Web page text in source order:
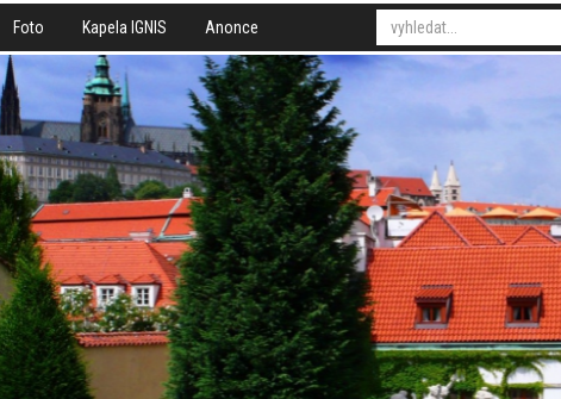
Foto Kapela IGNIS Anonce